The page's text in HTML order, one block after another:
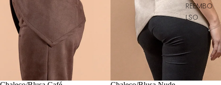
REEMBO
LSO